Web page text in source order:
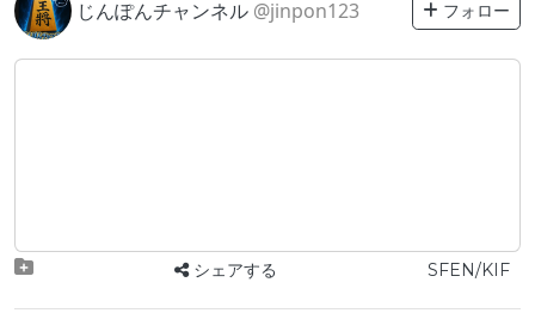
じんぽんチャンネル @jinpon123 フォロー
シェアする SFEN/KIF